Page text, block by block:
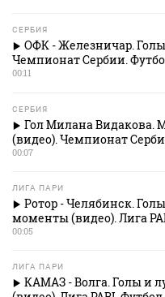
СЕРБИЯ
ОФК - Железничар.
Чемпионат Сербии.
00:11
СЕРБИЯ
Гол Милана Видакова.
(видео). Чемпионат
00:07
ЛИГА ПАРИ
Ротор - Челябинск.
моменты (видео). Лига
00:05
ЛИГА ПАРИ
КАМАЗ - Волга. Голы и